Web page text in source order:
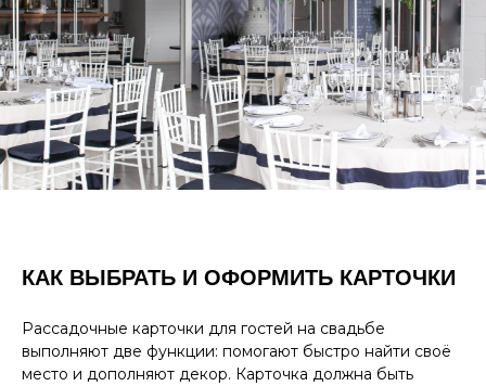
КАК ВЫБРАТЬ И ОФОРМИТЬ КАРТОЧКИ
Рассадочные карточки для гостей на свадьбе
выполняют две функции: помогают быстро найти своё
место и дополняют декор. Карточка должна быть